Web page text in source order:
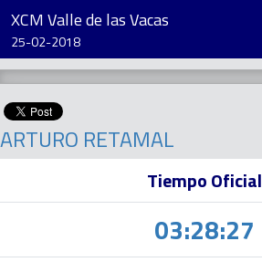
XCM Valle de las Vacas
25-02-2018
ARTURO RETAMAL
Tiempo Oficial
03:28:27